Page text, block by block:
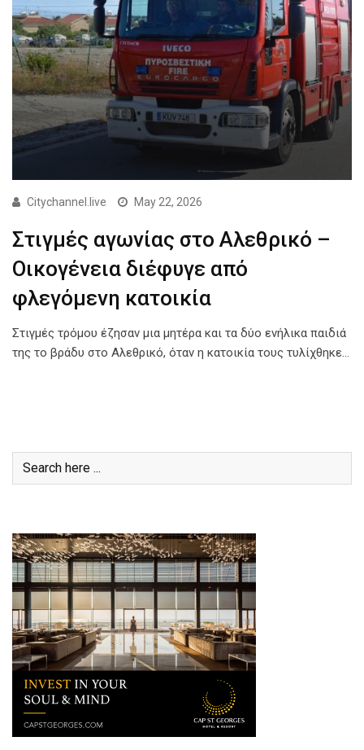
Citychannel.live May 22, 2026
Στιγμές αγωνίας στο Αλεθρικό –
Οικογένεια διέφυγε από
φλεγόμενη κατοικία
Στιγμές τρόμου έζησαν μια μητέρα και τα δύο ενήλικα παιδιά
της το βράδυ στο Αλεθρικό, όταν η κατοικία τους τυλίχθηκε…